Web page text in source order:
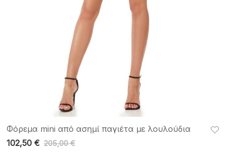
Φόρεμα mini από ασημί παγιέτα με λουλούδια
205,00€
102,50 €